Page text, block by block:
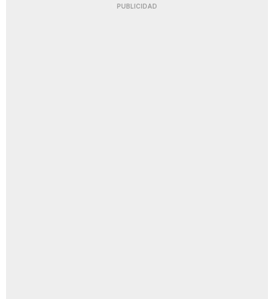
PUBLICIDAD